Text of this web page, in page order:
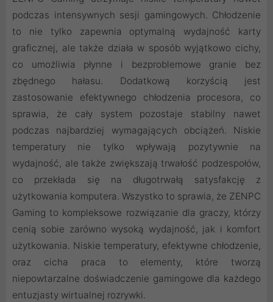
podczas intensywnych sesji gamingowych. Chłodzenie
to nie tylko zapewnia optymalną wydajność karty
graficznej, ale także działa w sposób wyjątkowo cichy,
co umożliwia płynne i bezproblemowe granie bez
zbędnego hałasu. Dodatkową korzyścią jest
zastosowanie efektywnego chłodzenia procesora, co
sprawia, że cały system pozostaje stabilny nawet
podczas najbardziej wymagających obciążeń. Niskie
temperatury nie tylko wpływają pozytywnie na
wydajność, ale także zwiększają trwałość podzespołów,
co przekłada się na długotrwałą satysfakcję z
użytkowania komputera. Wszystko to sprawia, że ZENPC
Gaming to kompleksowe rozwiązanie dla graczy, którzy
cenią sobie zarówno wysoką wydajność, jak i komfort
użytkowania. Niskie temperatury, efektywne chłodzenie,
oraz cicha praca to elementy, które tworzą
niepowtarzalne doświadczenie gamingowe dla każdego
entuzjasty wirtualnej rozrywki.